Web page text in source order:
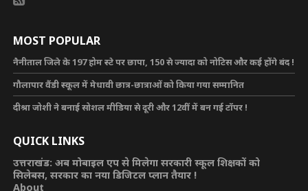
MOST POPULAR
नैनीताल जिले के 197 होम स्टे पर छापा, 150 से ज्यादा को नोटिस और कई होंगे बंद !
गौलापार वैंडी स्कूल में मेधावी छात्र-छात्राओं को किया गया सम्मानित
दीश्रा जोशी ने बनाई सोशल मीडिया से दूरी और 12वीं में बन गई टॉपर !
QUICK LINKS
उत्तराखंड: अब मोबाइल एप से मिलेगा सरकारी स्कूल शिक्षकों को
सिलेबस, सरकार का नया डिजिटल प्लान तैयार !
About